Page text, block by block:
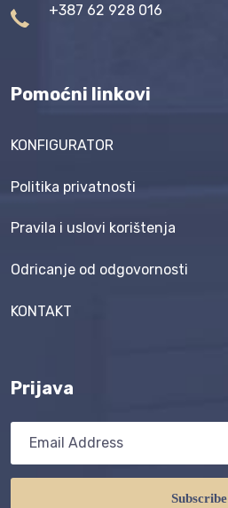
+387 62 928 016
Pomoćni linkovi
KONFIGURATOR
Politika privatnosti
Pravila i uslovi korištenja
Odricanje od odgovornosti
KONTAKT
Prijava
Subscribe